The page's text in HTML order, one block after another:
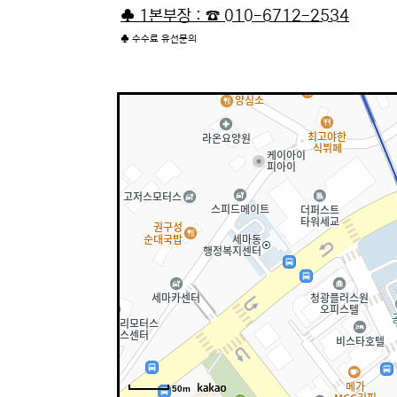
♣ 1본부장 : ☎ 010-6712-2534
♣ 수수료 유선문의
50m